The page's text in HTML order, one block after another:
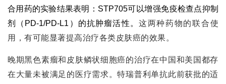
合用药的实验结果表明：STP705可以增强免疫检查点抑制
剂（PD-1/PD-L1）的抗肿瘤活性。这两种药物的联合使
用，有可能显著提高治疗各类皮肤癌的效果。
晚期黑色素瘤和皮肤鳞状细胞癌的治疗在中国和美国都存
在大量未被满足的医疗需求。特瑞普利单抗此前获批的适